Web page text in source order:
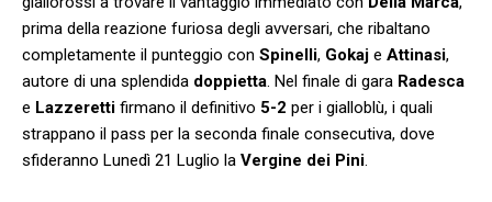
prima della reazione furiosa degli avversari, che ribaltano
completamente il punteggio con Spinelli, Gokaj e Attinasi,
autore di una splendida doppietta. Nel finale di gara Radesca
e Lazzeretti firmano il definitivo 5-2 per i gialloblù, i quali
strappano il pass per la seconda finale consecutiva, dove
sfideranno Lunedì 21 Luglio la Vergine dei Pini.